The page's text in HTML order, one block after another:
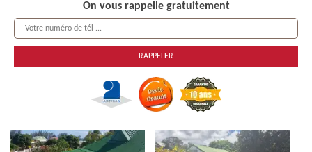
On vous rappelle gratuitement